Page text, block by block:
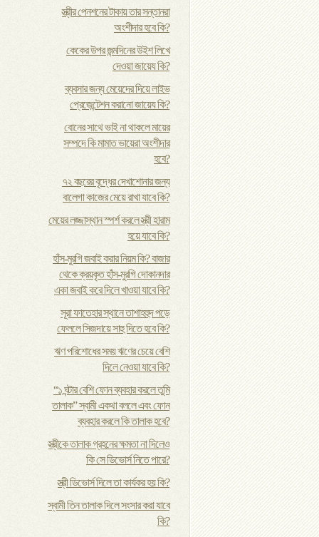
স্ত্রীর পেনশনের টাকায় তার সন্তানরা
অংশীদার হবে কি?
কেকের উপর জন্মদিনের উইশ লিখে
দেওয়া জায়েয কি?
ব্যবসার জন্য মেয়েদের দিয়ে লাইভ
প্রেজেন্টেশন করানো জায়েয কি?
বোনের সাথে ভাই না থাকলে মায়ের
সম্পদে কি মামাত ভায়েরা অংশীদার
হবে?
৭২ বছরের বৃদ্ধের দেখাশোনার জন্য
বালেগা কাজের মেয়ে রাখা যাবে কি?
মেয়ের লজ্জাস্থান স্পর্শ করলে স্ত্রী হারাম
হয়ে যাবে কি?
হাঁস-মুরগি জবাই করার নিয়ম কি? বাজার
থেকে ক্রয়কৃত হাঁস-মুরগি দোকানদার
একা জবাই করে দিলে খাওয়া যাবে কি?
সূরা ফাতেহার স্থানে তাশাহহুদ পড়ে
ফেললে সিজদায়ে সাহু দিতে হবে কি?
ঋণ পরিশোধের সময় ঋণের চেয়ে বেশি
দিলে নেওয়া যাবে কি?
“১ ঘন্টার বেশি ফোন ব্যবহার করলে তুমি
তালাক” স্বামী একথা বললে এবং ফোন
ব্যবহার করলে কি তালাক হবে?
স্ত্রীকে তালাক গ্রহনের ক্ষমতা না দিলেও
কি সে ডিভোর্স নিতে পারে?
স্ত্রী ডিভোর্স দিলে তা কার্যকর হয় কি?
স্বামী তিন তালাক দিলে সংসার করা যাবে
কি?